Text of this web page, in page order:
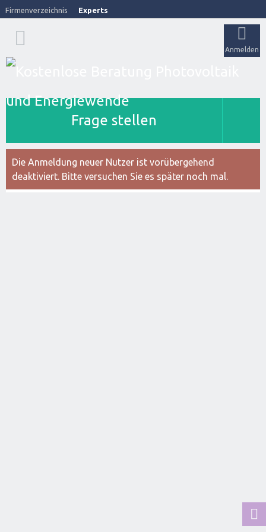
Firmenverzeichnis Experts
Anmelden
Frage stellen
Die Anmeldung neuer Nutzer ist vorübergehend
deaktiviert. Bitte versuchen Sie es später noch mal.